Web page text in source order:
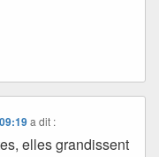
a dit :
elles grandissent